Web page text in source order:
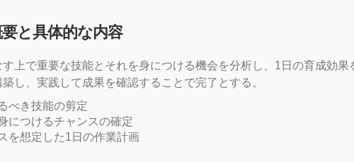
と具体的な内容
上で重要な技能とそれを身につける機会を分析し、1日の育成効
し、実践して成果を確認することで完了とする。
べき技能の剪定
につけるチャンスの確定
を想定した1日の作業計画